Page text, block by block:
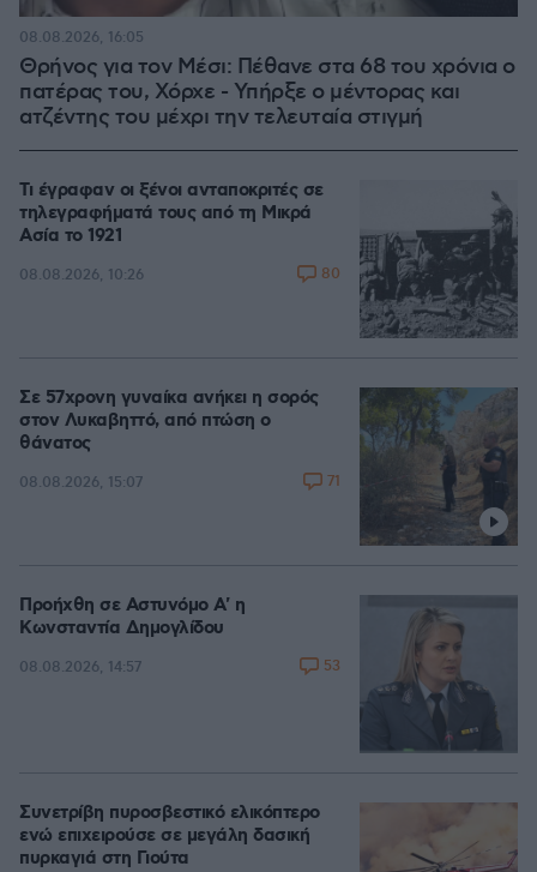
Θρήνος για τον Μέσι: Πέθανε στα 68 του χρόνια ο
πατέρας του, Χόρχε - Υπήρξε ο μέντορας και
ατζέντης του μέχρι την τελευταία στιγμή
08.08.2026, 16:05
Τι έγραφαν οι ξένοι ανταποκριτές σε
τηλεγραφήματά τους από τη Μικρά
Ασία το 1921
08.08.2026, 10:26 80
Σε 57χρονη γυναίκα ανήκει η σορός
στον Λυκαβηττό, από πτώση ο
θάνατος
08.08.2026, 15:07 71
Προήχθη σε Αστυνόμο Α' η
Κωνσταντία Δημογλίδου
08.08.2026, 14:57 53
Συνετρίβη πυροσβεστικό ελικόπτερο
ενώ επιχειρούσε σε μεγάλη δασική
πυρκαγιά στη Γιούτα